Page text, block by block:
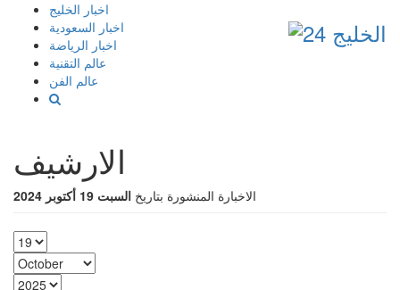
إذهب
المحتوى
اخبار الخليج
اخبار السعودية
اخبار الرياضة
عالم التقنية
عالم الفن
الارشيف
الاخبارة المنشورة بتاريخ السبت 19 أكتوبر 2024